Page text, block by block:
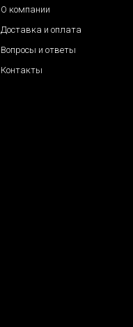
О компании
Доставка и оплата
Вопросы и ответы
Контакты